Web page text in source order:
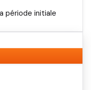
période initiale